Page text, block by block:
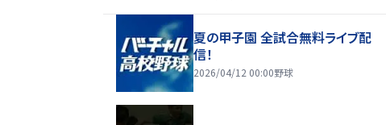
夏の甲子園 全試合無料ライブ配
信！
2026/04/12 00:00野球